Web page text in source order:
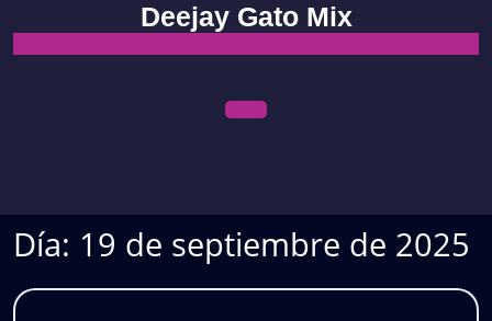
content
Deejay Gato Mix
Día: 19 de septiembre de 2025